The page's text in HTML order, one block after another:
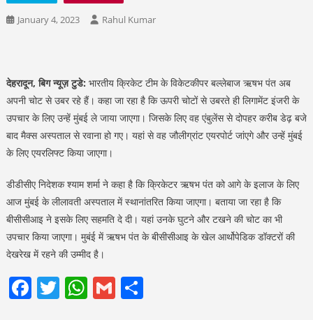
January 4, 2023 Rahul Kumar
देहरादून, बिग न्यूज़ टुडे: भारतीय क्रिकेट टीम के विकेटकीपर बल्लेबाज ऋषभ पंत अब
अपनी चोट से उबर रहे हैं। कहा जा रहा है कि ऊपरी चोटों से उबरते ही लिगामेंट इंजरी के
उपचार के लिए उन्हें मुंबई ले जाया जाएगा। जिसके लिए वह एंबुलेंस से दोपहर करीब डेढ़ बजे
बाद मैक्‍स अस्‍पताल से रवाना हो गए। यहां से वह जौलीग्रांट एयरपोर्ट जांएगे और उन्‍हें मुंबई
के लिए एयरलिफ्ट किया जाएगा।
डीडीसीए निदेशक श्याम शर्मा ने कहा है कि क्रिकेटर ऋषभ पंत को आगे के इलाज के लिए
आज मुंबई के लीलावती अस्‍पताल में स्थानांतरित किया जाएगा। बताया जा रहा है कि
बीसीसीआइ ने इसके लिए सहमति दे दी। यहां उनके घुटने और टखने की चोट का भी
उपचार किया जाएगा। मुबंई में ऋषभ पंत के बीसीसीआइ के खेल आर्थोपेडिक डॉक्‍टरों की
देखरेख में रहने की उम्मीद है।
Facebook
Twitter
WhatsApp
GmailShare